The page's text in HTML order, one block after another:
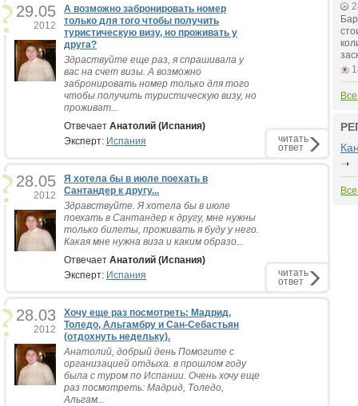
29.05
2012
А возможно забронировать номер
только для того чтобы получить
туристическую визу, но проживать у
друга?
Здраствуйте еще раз, я спрашивала у
вас на счет визы. А возможно
забронировать номер только для того
чтобы получить туристическую визу, но
проживат...
Отвечает Анатолий (Испания)
Эксперт: Испания читать
ответ
28.05
2012
Я хотела бы в июле поехать в
Сантандер к другу...
Здравствуйте. Я хотела бы в июле
поехать в Сантандер к другу, мне нужны
только билеты, проживать я буду у него.
Какая мне нужна виза и каким образо...
Отвечает Анатолий (Испания)
Эксперт: Испания читать
ответ
28.03
2012
Хочу еще раз посмотреть: Мадрид,
Толедо, Альгамбру и Сан-Себастьян
(отдохнуть недельку).
Анатолий, добрый день Помогите с
организацией отдыха. в прошлом году
была с туром по Испании. Очень хочу еще
раз посмотреть: Мадрид, Толедо,
Альгам...